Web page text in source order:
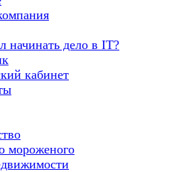
начинать дело в IT?
кабинет
мороженого